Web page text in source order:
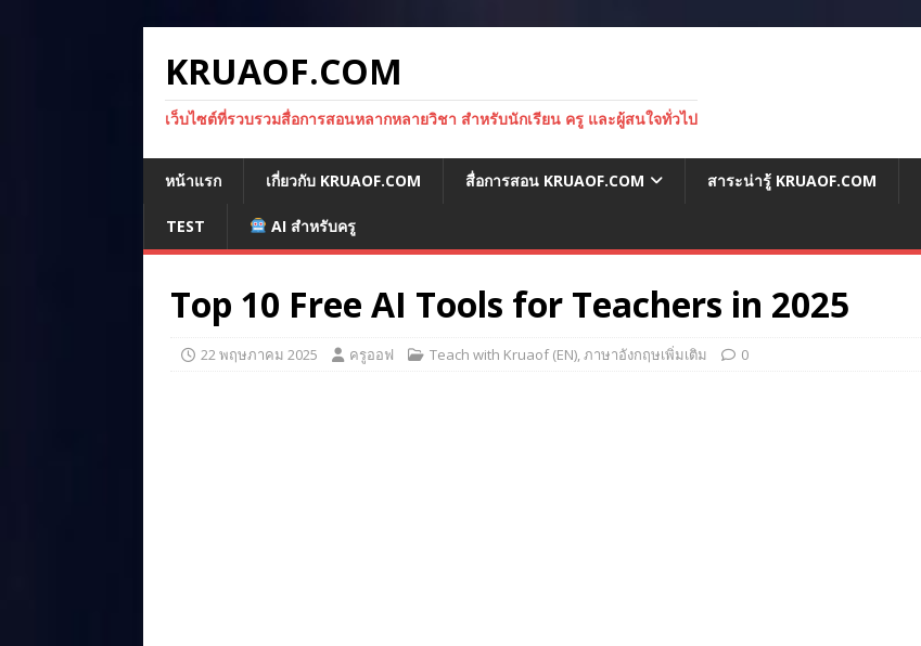
KRUAOF.COM
เว็บไซต์ที่รวบรวมสื่อการสอนหลากหลายวิชา สำหรับนักเรียน ครู และผู้สนใจทั่วไป
หน้าแรก เกี่ยวกับ KRUAOF.COM สื่อการสอน KRUAOF.COM สาระน่ารู้ KRUAOF.COM
TEST AI สำหรับครู
Top 10 Free AI Tools for Teachers in 2025
22 พฤษภาคม 2025 ครูออฟ Teach with Kruaof (EN),ภาษาอังกฤษเพิ่มเติม 0